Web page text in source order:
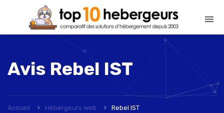
Avis Rebel IST
Accueil Hébergeurs web Rebel IST